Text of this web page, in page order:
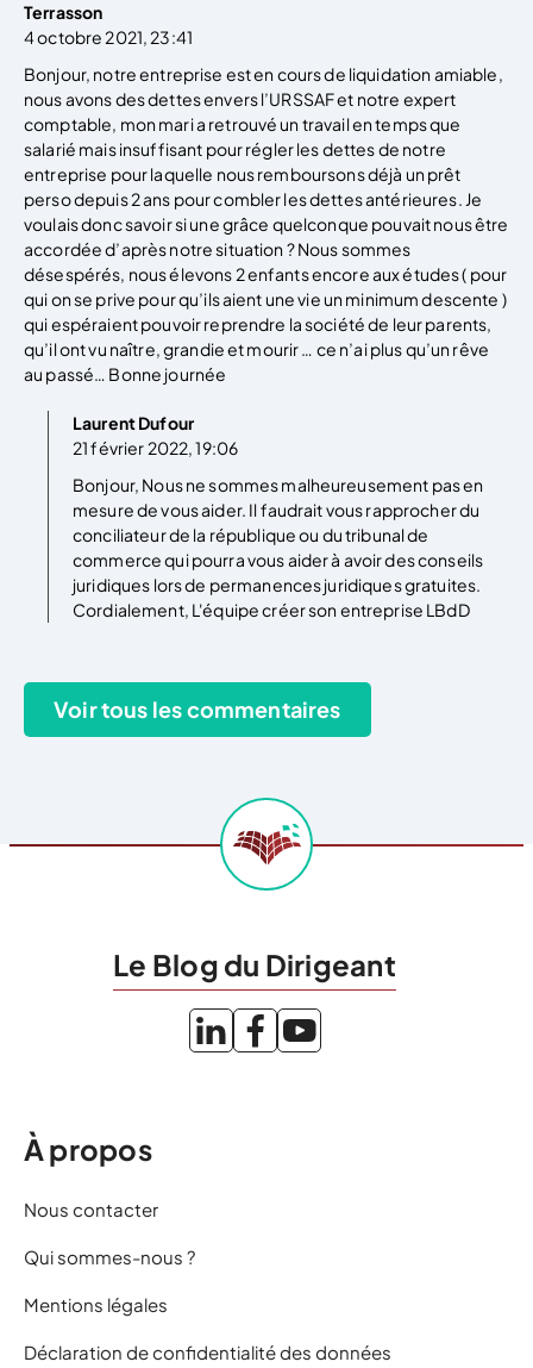
Terrasson
4 octobre 2021, 23:41
Bonjour, notre entreprise est en cours de liquidation amiable,
nous avons des dettes envers l’URSSAF et notre expert
comptable, mon mari a retrouvé un travail en temps que
salarié mais insuffisant pour régler les dettes de notre
entreprise pour laquelle nous remboursons déjà un prêt
perso depuis 2 ans pour combler les dettes antérieures. Je
voulais donc savoir si une grâce quelconque pouvait nous être
accordée d’après notre situation ? Nous sommes
désespérés, nous élevons 2 enfants encore aux études ( pour
qui on se prive pour qu’ils aient une vie un minimum descente )
qui espéraient pouvoir reprendre la société de leur parents,
qu’il ont vu naître, grandie et mourir … ce n’ai plus qu’un rêve
au passé… Bonne journée
Laurent Dufour
21 février 2022, 19:06
Bonjour, Nous ne sommes malheureusement pas en
mesure de vous aider. Il faudrait vous rapprocher du
conciliateur de la république ou du tribunal de
commerce qui pourra vous aider à avoir des conseils
juridiques lors de permanences juridiques gratuites.
Cordialement, L'équipe créer son entreprise LBdD
Le Blog du Dirigeant
À propos
Nous contacter
Qui sommes-nous ?
Mentions légales
Déclaration de confidentialité des données